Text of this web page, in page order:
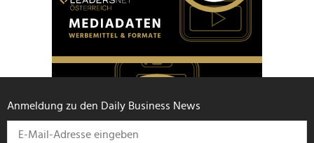
Anmeldung zu den Daily Business News